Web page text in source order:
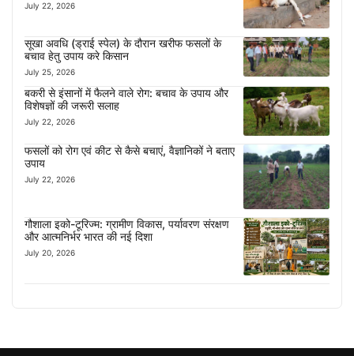
July 22, 2026
सूखा अवधि (ड्राई स्पेल) के दौरान खरीफ फसलों के
बचाव हेतु उपाय करे किसान
July 25, 2026
बकरी से इंसानों में फैलने वाले रोग: बचाव के उपाय और
विशेषज्ञों की जरूरी सलाह
July 22, 2026
फसलों को रोग एवं कीट से कैसे बचाएं, वैज्ञानिकों ने बताए
उपाय
July 22, 2026
गौशाला इको-टूरिज्म: ग्रामीण विकास, पर्यावरण संरक्षण
और आत्मनिर्भर भारत की नई दिशा
July 20, 2026